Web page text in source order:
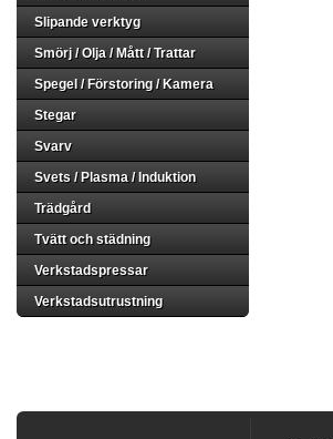
Slipande verktyg
Smörj / Olja / Mått / Trattar
Spegel / Förstoring / Kamera
Stegar
Svarv
Svets / Plasma / Induktion
Trädgård
Tvätt och städning
Verkstadspressar
Verkstadsutrustning